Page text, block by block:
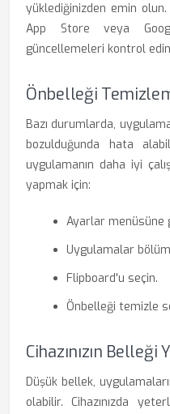
yüklediğinizden emin olun.
App Store veya
güncellemeleri kontrol
Önbelleği
Bazı durumlarda,
bozulduğunda hata
uygulamanın daha iyi
yapmak için:
Ayarlar menüsüne
Uygulamalar
Flipboard'u seçin.
Önbelleği temizle
Cihazınızın Belleği
Düşük bellek,
olabilir. Cihazınızda